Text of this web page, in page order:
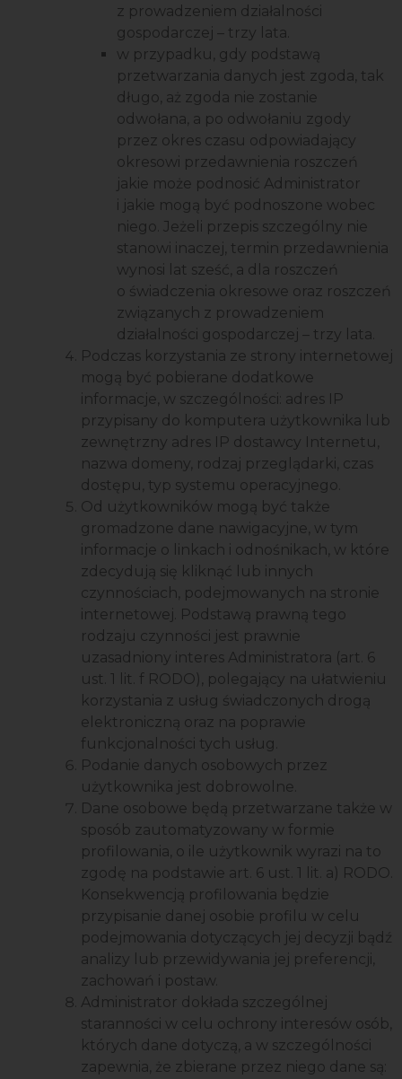
z prowadzeniem działalności
gospodarczej – trzy lata.
w przypadku, gdy podstawą
przetwarzania danych jest zgoda, tak
długo, aż zgoda nie zostanie
odwołana, a po odwołaniu zgody
przez okres czasu odpowiadający
okresowi przedawnienia roszczeń
jakie może podnosić Administrator
i jakie mogą być podnoszone wobec
niego. Jeżeli przepis szczególny nie
stanowi inaczej, termin przedawnienia
wynosi lat sześć, a dla roszczeń
o świadczenia okresowe oraz roszczeń
związanych z prowadzeniem
działalności gospodarczej – trzy lata.
Podczas korzystania ze strony internetowej
mogą być pobierane dodatkowe
informacje, w szczególności: adres IP
przypisany do komputera użytkownika lub
zewnętrzny adres IP dostawcy Internetu,
nazwa domeny, rodzaj przeglądarki, czas
dostępu, typ systemu operacyjnego.
Od użytkowników mogą być także
gromadzone dane nawigacyjne, w tym
informacje o linkach i odnośnikach, w które
zdecydują się kliknąć lub innych
czynnościach, podejmowanych na stronie
internetowej. Podstawą prawną tego
rodzaju czynności jest prawnie
uzasadniony interes Administratora (art. 6
ust. 1 lit. f RODO), polegający na ułatwieniu
korzystania z usług świadczonych drogą
elektroniczną oraz na poprawie
funkcjonalności tych usług.
Podanie danych osobowych przez
użytkownika jest dobrowolne.
Dane osobowe będą przetwarzane także w
sposób zautomatyzowany w formie
profilowania, o ile użytkownik wyrazi na to
zgodę na podstawie art. 6 ust. 1 lit. a) RODO.
Konsekwencją profilowania będzie
przypisanie danej osobie profilu w celu
podejmowania dotyczących jej decyzji bądź
analizy lub przewidywania jej preferencji,
zachowań i postaw.
Administrator dokłada szczególnej
staranności w celu ochrony interesów osób,
których dane dotyczą, a w szczególności
zapewnia, że zbierane przez niego dane są: